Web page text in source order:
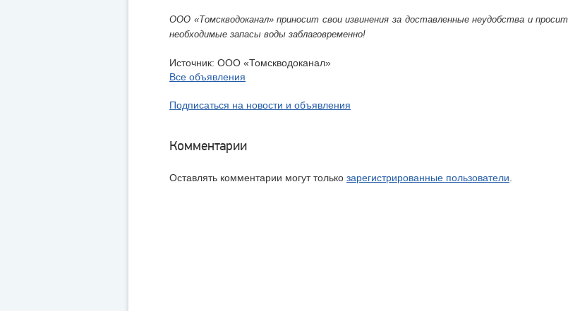
ООО «Томскводоканал» приносит свои извинения за доставленные неудобства и
необходимые запасы воды заблаговременно!
Источник: ООО «Томскводоканал»
Все объявления
Подписаться на новости и объявления
Комментарии
Оставлять комментарии могут только зарегистрированные пользователи